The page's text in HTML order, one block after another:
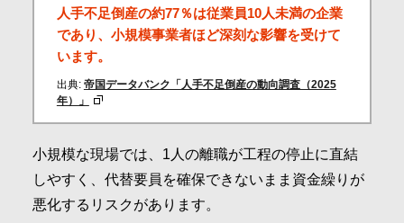
人手不足倒産の約77％は従業員10人未満の企業
であり、小規模事業者ほど深刻な影響を受けて
います。
出典: 帝国データバンク「人手不足倒産の動向調査（2025
年）」
小規模な現場では、1人の離職が工程の停止に直結
しやすく、代替要員を確保できないまま資金繰りが
悪化するリスクがあります。